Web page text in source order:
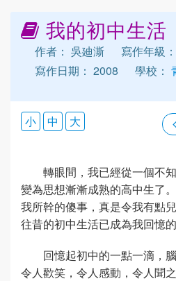
我的初中生活
作者： 吳廸澌
寫作年級
寫作日期： 2008
學校：
小 中 大
轉眼間，我已經從一個不
變為思想漸漸成熟的高中生了
我所幹的傻事，真是令我有點
往昔的初中生活已成為我回憶的
回憶起初中的一點一滴，
令人歡笑，令人感動，令人聞